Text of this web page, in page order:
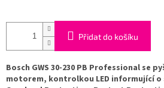
Přidat do košíku
Bosch GWS 30-230 PB Professional se
motorem, kontrolkou LED informující